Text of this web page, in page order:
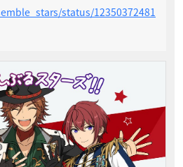
status/12350372481